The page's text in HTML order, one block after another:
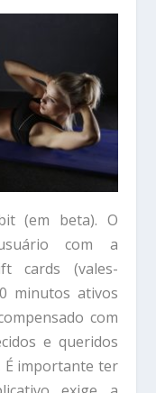
(em beta). O
com a
cards (vales-
minutos ativos
com
e queridos
É importante ter